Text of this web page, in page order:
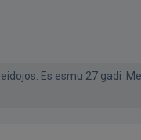
Es esmu 27 gadi